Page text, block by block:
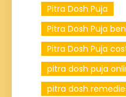
Pitra Dosh Puja
Pitra Dosh Puja
Pitra Dosh Puja
pitra dosh puja
pitra dosh